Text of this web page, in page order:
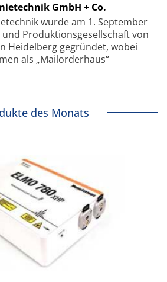
GmbH + Co.
wurde am 1. September
und Produktionsgesellschaft von
Heidelberg gegründet, wobei
als „Mailorderhaus“
des Monats